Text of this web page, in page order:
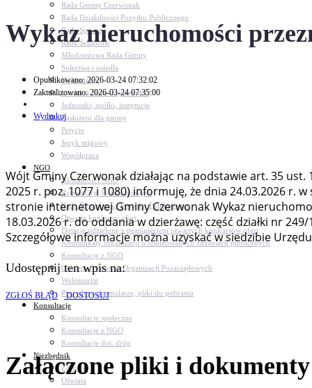
Rada Gminy Czerwonak
Rada Działalności Pożytku Publicznego
Rada Sportu
Rada Seniorów
Młodzieżowa Rada Gminy
Sołectwa i osiedla
Dokumenty
Udział w Stowarzyszeniach
Jednostki, spółki, instytucje
Zasłużeni dla gminy
Petycje
Język migowy
Współpraca
NGO
Aktualności NGO
Rejestr Org. Pozarządowych
Rada Działalności Pożytku Publicznego
Otwarte konkursy ofert
Dotacje udzielone z pominięciem otwartych konkursów ofert
Komunikaty organizacji o realizowanych zadaniach publicznych
Konsultacje z NGO
Centrum Wsparcia Organizacji Pozarządowych
Wolontariat
Procedury, formularze, pliki do pobrania
Konsultacje
Konsultacje społeczne
Konsultacje z NGO
Konsultacje dot. dróg
Niezbędnik
Zdrowie
Oświata
Wykaz nieruchomości
Opublikowano: 2026-03-24 07:32:02
Zaktualizowano: 2026-03-24 07:35:00
Wydrukuj
Wójt Gminy Czerwonak działając na podstawie art. 35
2025 r. poz. 1077 i 1080) informuję, że dnia 24.03.2026 r.
stronie internetowej Gminy Czerwonak Wykaz
18.03.2026 r. do oddania w dzierżawę: część działki nr
Szczegółowe informacje można uzyskać w siedzibie
Udostępnij ten wpis na:
ZGŁOŚ BŁĄD DOSTOSUJ
Załączone pliki i dokumenty